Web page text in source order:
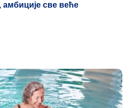
амбиције све веће